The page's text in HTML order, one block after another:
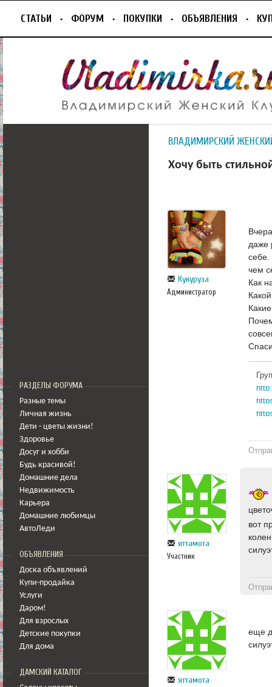
СТАТЬИ ФОРУМ ПОКУПКИ ОБЪЯВЛЕНИЯ
РАЗДЕЛЫ ФОРУМА
Разные темы
Личная жизнь
Дети - цветы жизни!
Здоровье
Досуг и хобби
Будь красивой!
Домашние дела
Недвижимость
Карьера
Домашние любимцы
АвтоЛеди
ОБЪЯВЛЕНИЯ
Доска объявлений
Купи-продайка
Услуги
Даром!
Для взрослых
Детские покупки
Для дома
ДАМСКИЙ КАТАЛОГ
ВЛАДИМИРСКИЙ
Хочу быть
Кукуруза
Администратор
даже
себе.
чем
Как
яттамота
Участник
вот
яттамота
еще